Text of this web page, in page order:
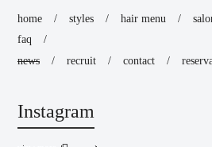
home styles hair menu
faq
news
recruit contact
Instagram